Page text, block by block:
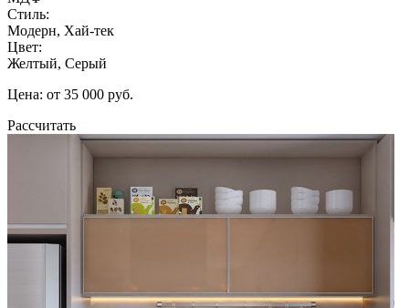
Стиль:
Модерн, Хай-тек
Цвет:
Желтый, Серый
Цена: от 35 000 руб.
Рассчитать